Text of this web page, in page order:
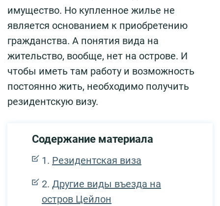
имущество. Но купленное жилье не
является основанием к приобретению
гражданства. А понятия вида на
жительство, вообще, нет на острове. И
чтобы иметь там работу и возможность
постоянно жить, необходимо получить
резидентскую визу.
Содержание материала
Резидентская виза
Другие виды въезда на
остров Цейлон